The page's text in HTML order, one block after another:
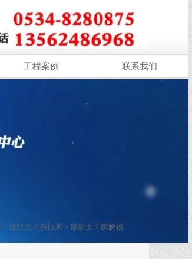
工程案例 联系我们
> 短丝土工布技术 > 最新土工膜解说